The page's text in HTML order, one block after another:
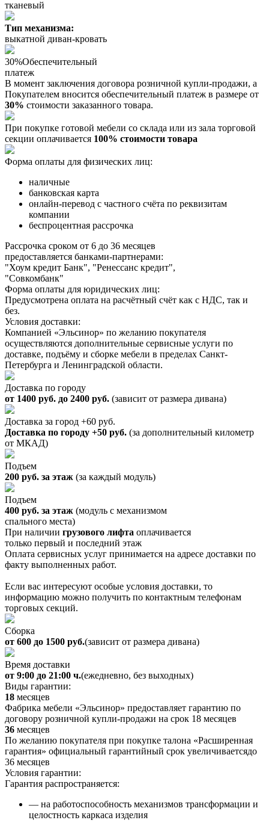
тканевый
Тип механизма:
выкатной диван-кровать
30%Обеспечительный
платеж
В момент заключения договора розничной купли-продажи, a
Покупателем вносится обеспечительный платеж в размере от
30% стоимости заказанного товара.
При покупке готовой мебели со склада или из зала торговой
секции оплачивается 100% стоимости товара
Форма оплаты для физических лиц:
наличные
банковская карта
онлайн-перевод с частного счёта по реквизитам
компании
беспроцентная рассрочка
Рассрочка сроком от 6 до 36 месяцев
предоставляется банками-партнерами:
"Хоум кредит Банк", "Ренессанс кредит",
"Совкомбанк"
Форма оплаты для юридических лиц:
Предусмотрена оплата на расчётный счёт как с НДС, так и
без.
Условия доставки:
Компанией «Эльсинор» по желанию покупателя
осуществляются дополнительные сервисные услуги по
доставке, подъёму и сборке мебели в пределах Санкт-
Петербурга и Ленинградской области.
Доставка по городу
от 1400 руб. до 2400 руб. (зависит от размера дивана)
Доставка за город +60 руб.
Доставка по городу +50 руб. (за дополнительный километр
от МКАД)
Подъем
200 руб. за этаж (за каждый модуль)
Подъем
400 руб. за этаж (модуль с механизмом
спального места)
При наличии грузового лифта оплачивается
только первый и последний этаж
Оплата сервисных услуг принимается на адресе доставки по
факту выполненных работ.
Если вас интересуют особые условия доставки, то
информацию можно получить по контактным телефонам
торговых секций.
Сборка
от 600 до 1500 руб.(зависит от размера дивана)
Время доставки
от 9:00 до 21:00 ч.(ежедневно, без выходных)
Виды гарантии:
18 месяцев
Фабрика мебели «Эльсинор» предоставляет гарантию по
договору розничной купли-продажи на срок 18 месяцев
36 месяцев
По желанию покупателя при покупке талона «Расширенная
гарантия» официальный гарантийный срок увеличиваетсядо
36 месяцев
Условия гарантии:
Гарантия распространяется:
— на работоспособность механизмов трансформации и
целостность каркаса изделия